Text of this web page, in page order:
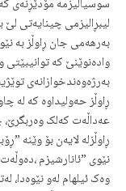
سوسیالیزمه‌ مۆدێڕنه‌ی
لیبڕالیزمی چینایه‌تی لێ
واده‌نوێنێ که‌
به‌رژه‌وه‌ندخوازانه‌ی
ڕاوڵز حه‌ولیداوه‌ که‌ له‌
عه‌داڵه‌ت که‌لک وه‌ربگرێ،
ڕاوڵزله‌ لایه‌ن بۆ وێنه‌
نێوی ”ئانارشیزم‌
وه‌ک ئیلهام لەو